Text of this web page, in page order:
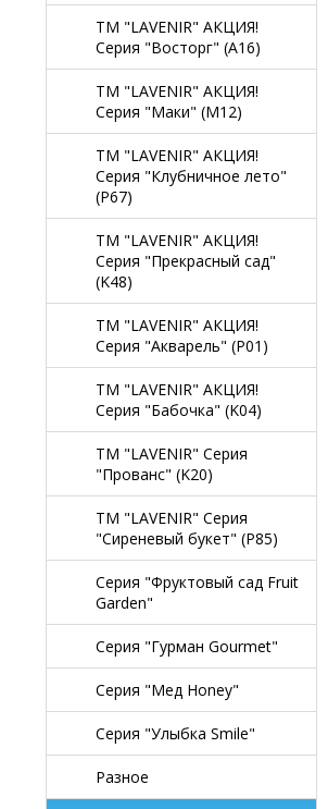
TM "LAVENIR" АКЦИЯ!
Серия "Восторг" (A16)
TM "LAVENIR" АКЦИЯ!
Серия "Маки" (M12)
TM "LAVENIR" АКЦИЯ!
Серия "Клубничное лето"
(P67)
TM "LAVENIR" АКЦИЯ!
Серия "Прекрасный сад"
(K48)
TM "LAVENIR" АКЦИЯ!
Серия "Акварель" (P01)
TM "LAVENIR" АКЦИЯ!
Серия "Бабочка" (K04)
TM "LAVENIR" Серия
"Прованс" (K20)
TM "LAVENIR" Серия
"Сиреневый букет" (P85)
Серия "Фруктовый сад Fruit
Garden"
Серия "Гурман Gourmet"
Серия "Мед Honey"
Серия "Улыбка Smile"
Разное